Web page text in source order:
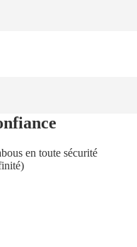
en toute sécurité